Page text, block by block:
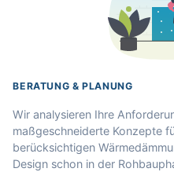
BERATUNG & PLANUNG
Wir analysieren Ihre
maßgeschneiderte Konzepte
berücksichtigen
Design schon in der